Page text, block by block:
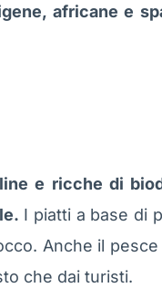
africane e
e ricche di
I piatti a base di
Anche il
che dai turisti.